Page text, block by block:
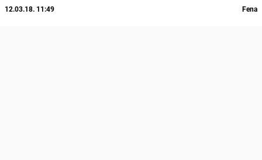
12.03.18. 11:49 Fena